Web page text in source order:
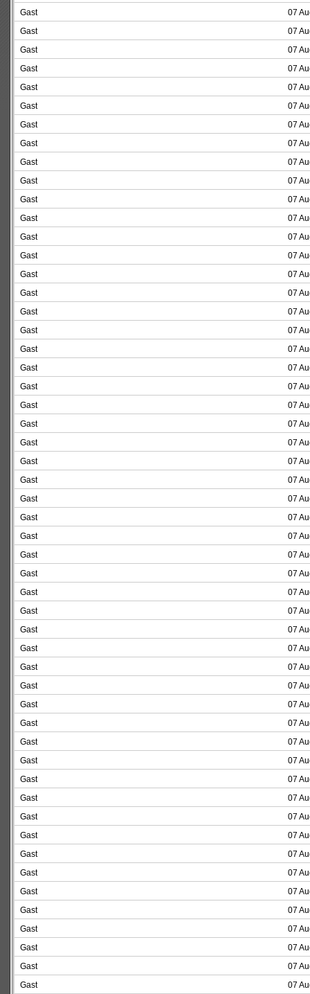
Gast
07
Gast
07
Gast
07
Gast
07
Gast
07
Gast
07
Gast
07
Gast
07
Gast
07
Gast
07
Gast
07
Gast
07
Gast
07
Gast
07
Gast
07
Gast
07
Gast
07
Gast
07
Gast
07
Gast
07
Gast
07
Gast
07
Gast
07
Gast
07
Gast
07
Gast
07
Gast
07
Gast
07
Gast
07
Gast
07
Gast
07
Gast
07
Gast
07
Gast
07
Gast
07
Gast
07
Gast
07
Gast
07
Gast
07
Gast
07
Gast
07
Gast
07
Gast
07
Gast
07
Gast
07
Gast
07
Gast
07
Gast
07
Gast
07
Gast
07
Gast
07
Gast
07
Gast
07